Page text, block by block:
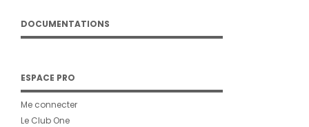
DOCUMENTATIONS
ESPACE PRO
Me connecter
Le Club One